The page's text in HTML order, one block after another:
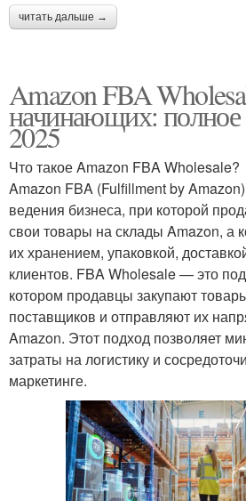
читать дальше →
Amazon FBA
начинающих: полное
2025
Что такое Amazon FBA Wholesale?
Amazon FBA (Fulfillment by
ведения бизнеса, при которой
свои товары на склады Amazon, а
их хранением, упаковкой,
клиентов. FBA Wholesale — это
котором продавцы закупают
поставщиков и отправляют их
Amazon. Этот подход позволяет
затраты на логистику и
маркетинге.